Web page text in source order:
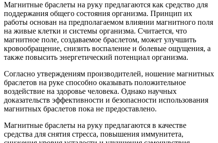
Магнитные браслеты на руку предлагаются как средство для
поддержания общего состояния организма. Принцип их
работы основан на предполагаемом влиянии магнитного поля
на живые клетки и системы организма. Считается, что
магнитное поле, создаваемое браслетом, может улучшить
кровообращение, снизить воспаление и болевые ощущения, а
также повысить энергетический потенциал организма.
Согласно утверждениям производителей, ношение магнитных
браслетов на руке способно оказывать положительное
воздействие на здоровье человека. Однако научных
доказательств эффективности и безопасности использования
магнитных браслетов пока не предоставлено.
Магнитные браслеты на руку предлагаются в качестве
средства для снятия стресса, повышения иммунитета,